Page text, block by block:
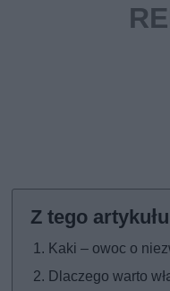
Kaki – owoc o
Dlaczego warto